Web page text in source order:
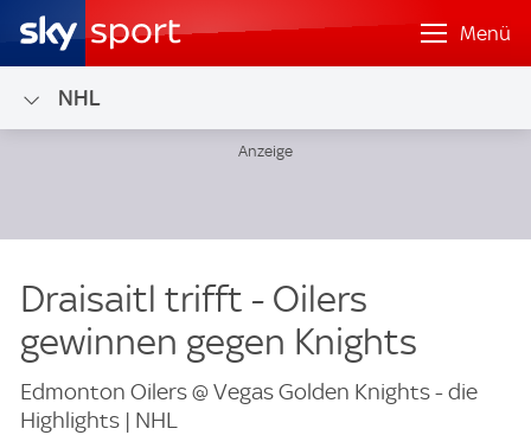
Menü
NHL
Draisaitl trifft - Oilers
gewinnen gegen Knights
Edmonton Oilers @ Vegas Golden Knights - die
Highlights | NHL